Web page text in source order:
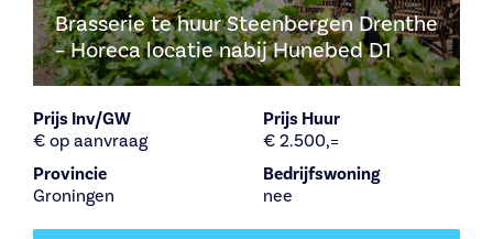
Brasserie te huur Steenbergen Drenthe
– Horeca locatie nabij Hunebed D1
Prijs Inv/GW
€ op aanvraag
Prijs Huur
€ 2.500,=
Provincie
Groningen
Bedrijfswoning
nee